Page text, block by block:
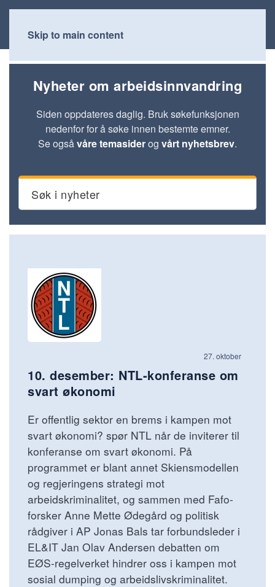
Skip to main content
Nyheter om arbeidsinnvandring
Siden oppdateres daglig. Bruk søkefunksjonen
nedenfor for å søke innen bestemte emner.
Se ogsåvåre temasiderog vårt nyhetsbrev.
Søk i nyheter
27. oktober
10. desember: NTL-konferanse om
svart økonomi
Er offentlig sektor en brems i kampen mot
svart økonomi? spør NTL når de inviterer til
konferanse om svart økonomi. På
programmet er blant annet Skiensmodellen
og regjeringens strategi mot
arbeidskriminalitet, og sammen med Fafo-
forsker Anne Mette Ødegård og politisk
rådgiver i AP Jonas Bals tar forbundsleder i
EL&IT Jan Olav Andersen debatten om
EØS-regelverket hindrer oss i kampen mot
sosial dumping og arbeidslivskriminalitet.